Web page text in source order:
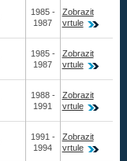
1985 -
1987
Zobrazit
vrtule
1985 -
1987
Zobrazit
vrtule
1988 -
1991
Zobrazit
vrtule
1991 -
1994
Zobrazit
vrtule